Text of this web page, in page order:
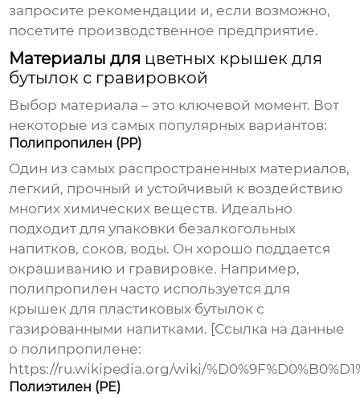
запросите рекомендации и, если возможно,
посетите производственное предприятие.
Материалы для цветных крышек для
бутылок с гравировкой
Выбор материала – это ключевой момент. Вот
некоторые из самых популярных вариантов:
Полипропилен (PP)
Один из самых распространенных материалов,
легкий, прочный и устойчивый к воздействию
многих химических веществ. Идеально
подходит для упаковки безалкогольных
напитков, соков, воды. Он хорошо поддается
окрашиванию и гравировке. Например,
полипропилен часто используется для
крышек для пластиковых бутылок с
газированными напитками. [Ссылка на данные
о полипропилене:
https://ru.wikipedia.org/wiki/
Полиэтилен (PE)